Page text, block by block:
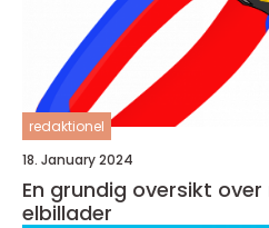
redaktionel
18. January 2024
En grundig oversikt
elbillader